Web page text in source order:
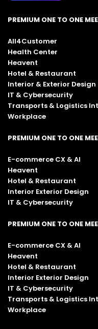
PREMIUM ONE TO ONE
All4Customer
Health Center
Heavent
Hotel & Restaurant
Interior & Exterior Design
IT & Cybersecurity
Transports & Logistics
Workplace
PREMIUM ONE TO ONE
E-commerce CX & AI
Heavent
Hotel & Restaurant
Interior Exterior Design
IT & Cybersecurity
PREMIUM ONE TO ONE
E-commerce CX & AI
Heavent
Hotel & Restaurant
Interior Exterior Design
IT & Cybersecurity
Transports & Logistics
Workplace